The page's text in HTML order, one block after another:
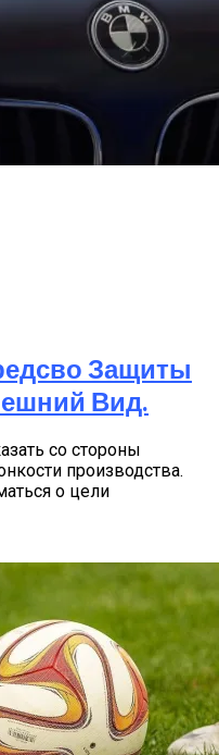
Защиты
Вид.
со стороны
производства.
о цели